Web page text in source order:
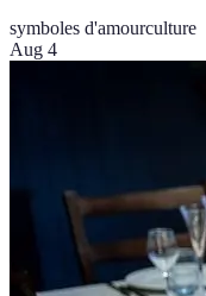
symboles d'amourculture
Aug 4